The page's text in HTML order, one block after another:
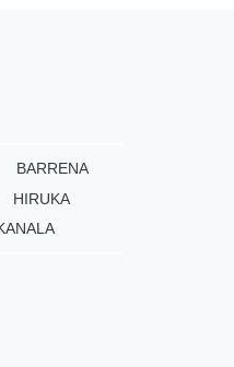
BARRENA
HIRUKA